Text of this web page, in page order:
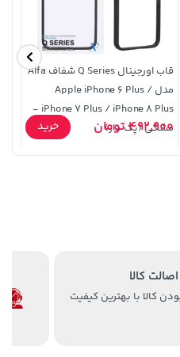
35,980,000 تومان خرید
قاب اورجینال Q Series شفاف Alfa
مدل Apple iPhone 6 Plus /
iPhone 7 Plus / iPhone 8 Plus -
مشکی (پک دار)
492,900 تومان خرید
اصالت کالا
کالا با بهترین کیفیت